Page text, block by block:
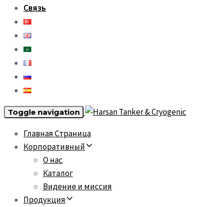
Связь
Toggle navigation
Главная Страница
Корпоративный
О нас
Каталог
Видение и миссия
Продукция